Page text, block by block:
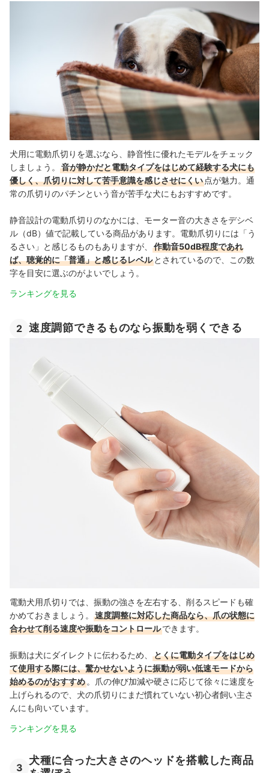
犬用に電動爪切りを選ぶなら、静音性に優れたモデルをチェック
しましょう。
音が静かだと電動タイプをはじめて経験する犬にも
優しく、爪切りに対して苦手意識を感じさせにくい 点が魅力。通
常の爪切りのパチンという音が苦手な犬にもおすすめです。
静音設計の電動爪切りのなかには、モーター音の大きさをデシベ
ル（dB）値で記載している商品があります。電動爪切りには「う
るさい」と感じるものもありますが、
作動音50dB程度であれ
ば、聴覚的に「普通」と感じるレベル とされているので、この数
字を目安に選ぶのがよいでしょう。
ランキングを見る
2 速度調節できるものなら振動を弱くできる
電動犬用爪切りでは、振動の強さを左右する、削るスピードも確
かめておきましょう。
速度調整に対応した商品なら、爪の状態に
合わせて削る速度や振動をコントロールできます。
振動は犬にダイレクトに伝わるため、
とくに電動タイプをはじめ
て使用する際には、驚かせないように振動が弱い低速モードから
始めるのがおすすめ 。爪の伸び加減や硬さに応じて徐々に速度を
上げられるので、犬の爪切りにまだ慣れていない初心者飼い主さ
んにも向いています。
ランキングを見る
3
犬種に合った大きさのヘッドを搭載した商品